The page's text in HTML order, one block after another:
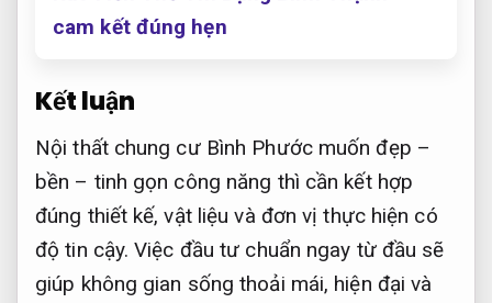
cam kết đúng hẹn
Kết luận
Nội thất chung cư Bình Phước muốn đẹp –
bền – tinh gọn công năng thì cần kết hợp
đúng thiết kế, vật liệu và đơn vị thực hiện có
độ tin cậy. Việc đầu tư chuẩn ngay từ đầu sẽ
giúp không gian sống thoải mái, hiện đại và